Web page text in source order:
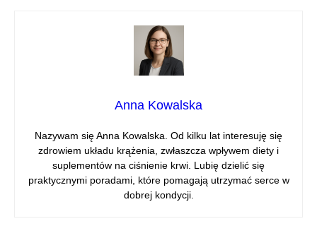
Anna Kowalska
Nazywam się Anna Kowalska. Od kilku lat interesuję się
zdrowiem układu krążenia, zwłaszcza wpływem diety i
suplementów na ciśnienie krwi. Lubię dzielić się
praktycznymi poradami, które pomagają utrzymać serce w
dobrej kondycji.